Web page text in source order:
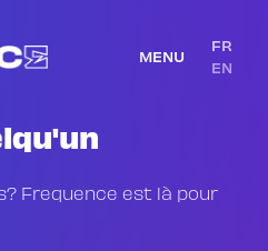
MENU
FR
EN
Frequence est là pour